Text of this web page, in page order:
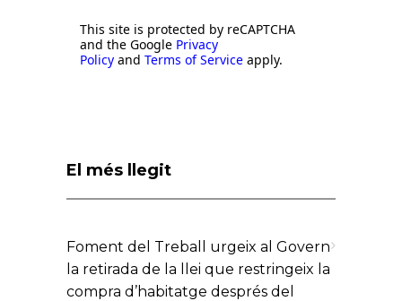
This site is protected by reCAPTCHA
and the Google Privacy
Policy and Terms of Service apply.
El més llegit
Foment del Treball urgeix al Govern
la retirada de la llei que restringeix la
compra d’habitatge després del